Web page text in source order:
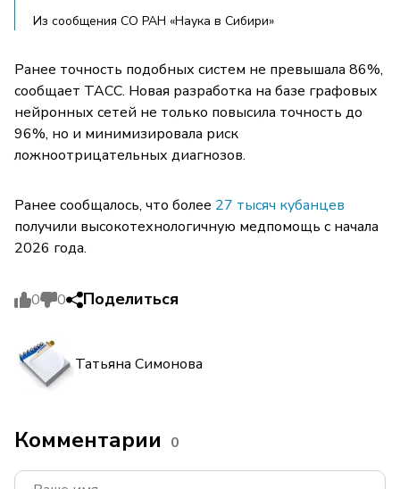
Из сообщения СО РАН «Наука в Сибири»
Ранее точность подобных систем не превышала 86%,
сообщает ТАСС. Новая разработка на базе графовых
нейронных сетей не только повысила точность до
96%, но и минимизировала риск
ложноотрицательных диагнозов.
Ранее сообщалось, что более 27 тысяч кубанцев
получили высокотехнологичную медпомощь с начала
2026 года.
0 0 Поделиться
Татьяна Симонова
Комментарии 0